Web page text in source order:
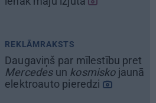
par mīlestību pret
unkosmiskojaunā
pieredzi